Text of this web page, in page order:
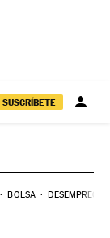
SUSCRÍBETE
BOLSA DESEMPREGO